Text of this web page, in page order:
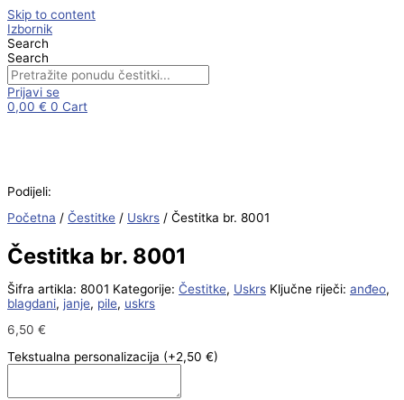
Skip to content
Izbornik
Search
Search
Prijavi se
0,00 € 0 Cart
Podijeli:
Početna / Čestitke / Uskrs / Čestitka br. 8001
Čestitka br. 8001
Šifra artikla: 8001 Kategorije: Čestitke, Uskrs Ključne riječi: anđeo,
blagdani, janje, pile, uskrs
6,50 €
Tekstualna personalizacija (+2,50 €)